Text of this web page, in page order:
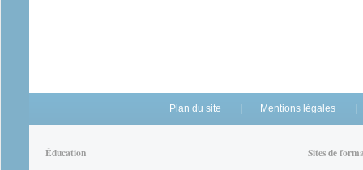
Plan du site Mentions légales
Éducation Sites de